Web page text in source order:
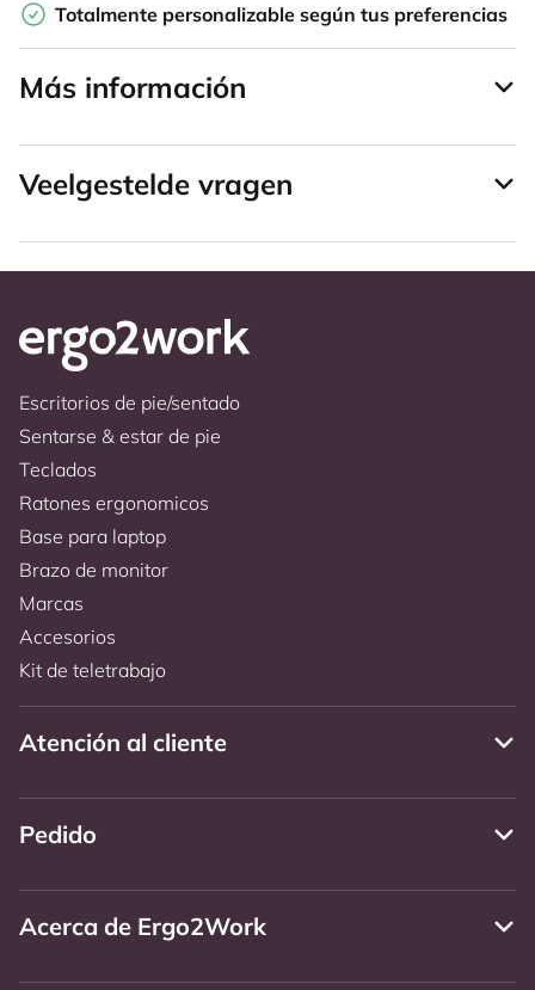
Totalmente personalizable según tus preferencias
Más información
Veelgestelde vragen
Escritorios de pie/sentado
Sentarse & estar de pie
Teclados
Ratones ergonomicos
Base para laptop
Brazo de monitor
Marcas
Accesorios
Kit de teletrabajo
Atención al cliente
Pedido
Acerca de Ergo2Work